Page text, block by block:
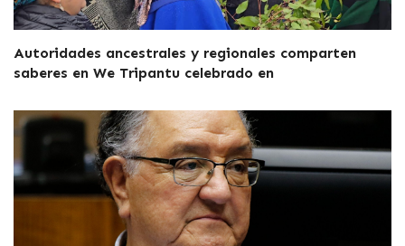
Autoridades ancestrales y regionales comparten
saberes en We Tripantu celebrado en